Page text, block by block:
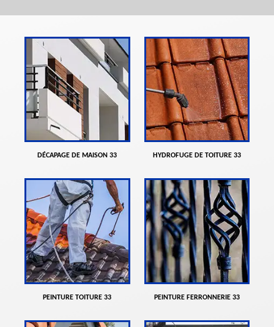
DÉCAPAGE DE MAISON 33 HYDROFUGE DE TOITURE 33
PEINTURE TOITURE 33 PEINTURE FERRONNERIE 33